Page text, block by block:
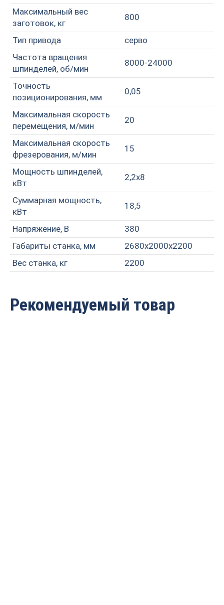
Максимальный вес
заготовок, кг
800
Тип привода
серво
Частота вращения
шпинделей, об/мин
8000-24000
Точность
позиционирования, мм
0,05
Максимальная скорость
перемещения, м/мин
20
Максимальная скорость
фрезерования, м/мин
15
Мощность шпинделей,
кВт
2,2х8
Суммарная мощность,
кВт
18,5
Напряжение, В
380
Габариты станка, мм
2680х2000х2200
Вес станка, кг
2200
Рекомендуемый товар